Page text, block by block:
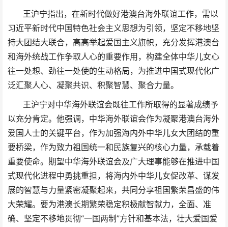
王沪宁指出，在新时代做好港澳台海外联谊工作，需以
习近平新时代中国特色社会主义思想为引领，坚定不移地坚
持大团结大联合，高高举起爱国主义旗帜，充分发挥港澳台
和海外统战工作争取人心的重要作用，构建全体中华儿女心
往一处想、劲往一处使的生动格局，为推进中国式现代化广
泛汇聚人心、凝聚共识、积聚智慧、聚合力量。
王沪宁对中华海外联谊会既往工作所取得的显著成绩予
以充分肯定。他强调，中华海外联谊会作为凝聚港澳台海外
爱国人士的关键平台，作为加强海内外中华儿女大团结的重
要桥梁，作为致力祖国统一和民族复兴的核心力量，承载着
重要使命。期望中华海外联谊会及广大理事能够在推进中国
式现代化进程中勇挑重担，将海内外中华儿女促改革、谋发
展的智慧与力量紧密凝聚起来，共同分享祖国繁荣昌盛的伟
大荣耀。要为港澳长期繁荣稳定积极献智献力，全面、准
确、坚定不移地贯彻“一国两制”方针和基本法，壮大爱国爱